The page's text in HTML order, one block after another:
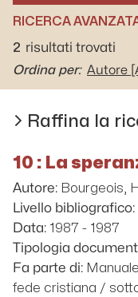
RICERCA
2 risultati trovati
Ordina per: Autore
Raffina la
10 : La
Autore: Bourgeois,
Livello bibliografico:
Data: 1987 - 1987
Tipologia
Fa parte di:
fede cristiana /